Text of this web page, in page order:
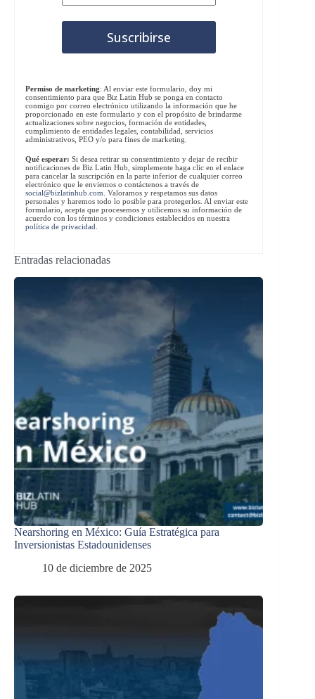
Permiso de marketing: Al enviar este formulario, doy mi
consentimiento para que Biz Latin Hub se ponga en contacto
conmigo por correo electrónico utilizando la información que he
proporcionado en este formulario y con el propósito de brindarme
actualizaciones sobre negocios, formación de entidades,
cumplimiento de entidades legales, contabilidad, servicios
administrativos, PEO y/o para fines de marketing.
Qué esperar: Si desea retirar su consentimiento y dejar de recibir
notificaciones de Biz Latin Hub, simplemente haga clic en el enlace
para cancelar la suscripción en la parte inferior de cualquier correo
electrónico que le enviemos o contáctenos a través de
social@bizlatinhub.com. Valoramos y respetamos sus datos
personales y haremos todo lo posible para protegerlos. Al enviar este
formulario, acepta que procesemos y utilicemos su información de
acuerdo con los términos y condiciones establecidos en nuestra
política de privacidad.
Entradas relacionadas
Nearshoring en México: Guía Estratégica para
Inversionistas Estadounidenses
10 de diciembre de 2025